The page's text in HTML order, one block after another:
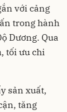
với cảng
trong hành
Dương. Qua
tối ưu chi
sản xuất,
tăng